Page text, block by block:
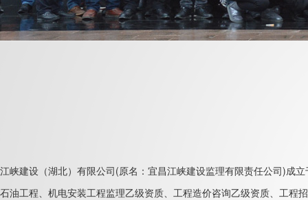
江峡建设（湖北）有限公司(原名：宜昌江峡建设监理有限责任公司)成
石油工程、机电安装工程监理乙级资质、工程造价咨询乙级资质、工程